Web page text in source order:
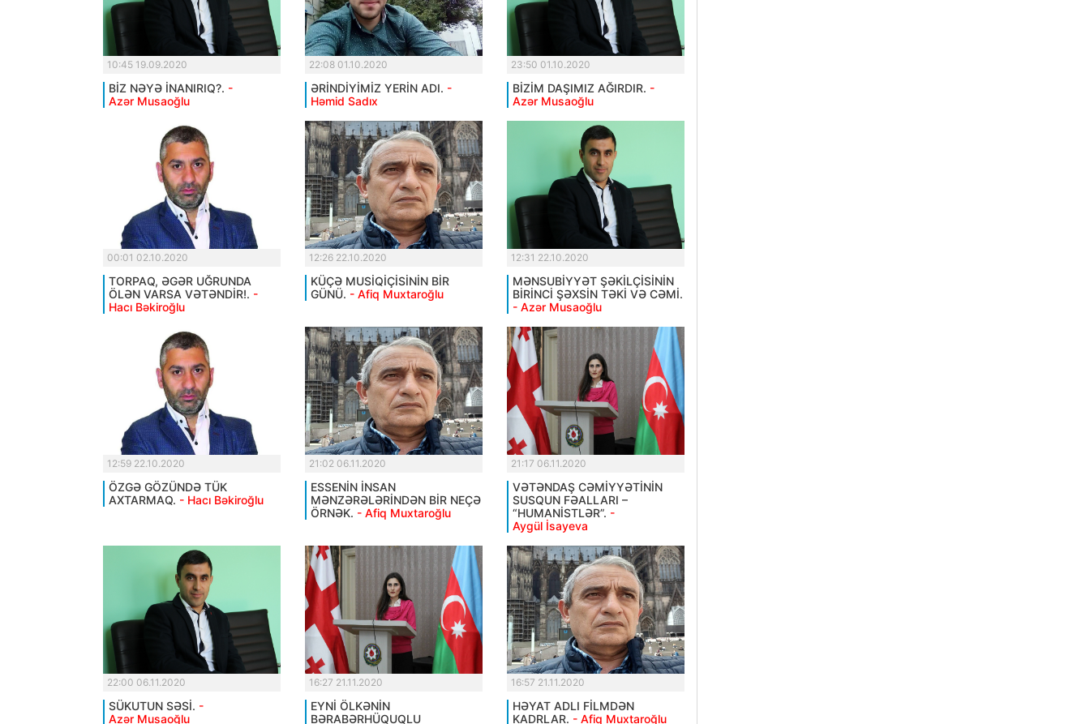
10:45 19.09.2020
BİZ NƏYƏ İNANIRIQ?. -
Azər Musaoğlu
22:08 01.10.2020
ƏRİNDİYİMİZ YERİN ADI. -
Həmid Sadıx
23:50 01.10.2020
BİZİM DAŞIMIZ AĞIRDIR. -
Azər Musaoğlu
00:01 02.10.2020
TORPAQ, ƏGƏR UĞRUNDA
ÖLƏN VARSA VƏTƏNDİR!. -
Hacı Bəkiroğlu
12:26 22.10.2020
KÜÇƏ MUSİQİÇİSİNİN BİR
GÜNÜ. - Afiq Muxtaroğlu
12:31 22.10.2020
MƏNSUBİYYƏT ŞƏKİLÇİSİNİN
BİRİNCİ ŞƏXSİN TƏKİ VƏ CƏMİ.
- Azər Musaoğlu
12:59 22.10.2020
ÖZGƏ GÖZÜNDƏ TÜK
AXTARMAQ. - Hacı Bəkiroğlu
21:02 06.11.2020
ESSENİN İNSAN
MƏNZƏRƏLƏRİNDƏN BİR NEÇƏ
ÖRNƏK. - Afiq Muxtaroğlu
21:17 06.11.2020
VƏTƏNDAŞ CƏMİYYƏTİNİN
SUSQUN FƏALLARI –
“HUMANİSTLƏR”. -
Aygül İsayeva
22:00 06.11.2020
SÜKUTUN SƏSİ. -
Azər Musaoğlu
16:27 21.11.2020
EYNİ ÖLKƏNİN
BƏRABƏRHÜQUQLU
16:57 21.11.2020
HƏYAT ADLI FİLMDƏN
KADRLAR. - Afiq Muxtaroğlu